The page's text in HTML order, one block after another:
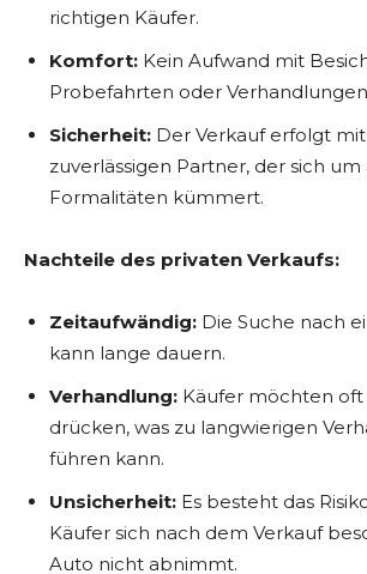
richtigen Käufer.
Komfort: Kein Aufwand mit
Probefahrten oder
Sicherheit: Der Verkauf erfolgt
zuverlässigen Partner, der sich um
Formalitäten kümmert.
Nachteile des privaten Verkaufs:
Zeitaufwändig: Die Suche nach
kann lange dauern.
Verhandlung: Käufer möchten oft
drücken, was zu langwierigen
führen kann.
Unsicherheit: Es besteht das
Käufer sich nach dem Verkauf
Auto nicht abnimmt.